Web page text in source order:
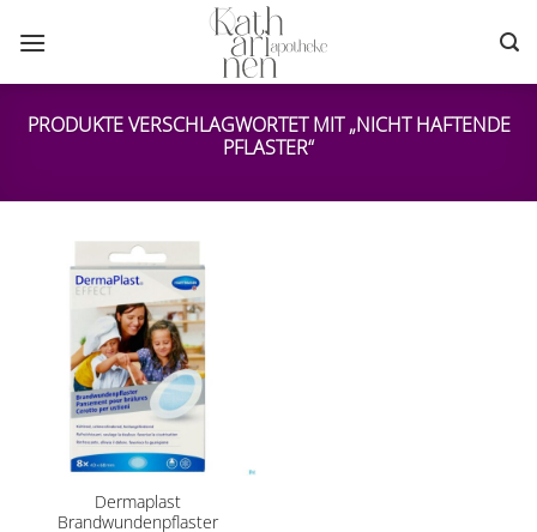
Inhalt
PRODUKTE VERSCHLAGWORTET MIT „NICHT HAFTENDE
PFLASTER“
Dermaplast
Brandwundenpflaster